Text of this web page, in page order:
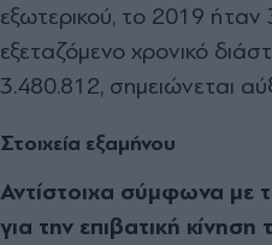
εξωτερικού, το 2019 ήταν
εξεταζόμενο χρονικό
3.480.812, σημειώνεται
Στοιχεία εξαμήνου
Αντίστοιχα σύμφωνα με
για την επιβατική